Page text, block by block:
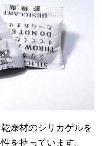
燥材のシリカゲルを
を持っています。